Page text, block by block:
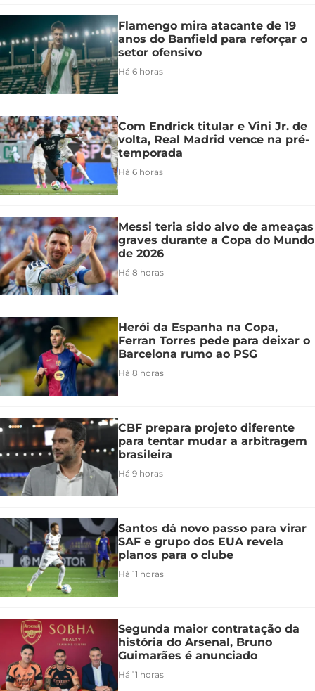
Flamengo mira atacante de 19
anos do Banfield para reforçar o
setor ofensivo
Há 6 horas
Com Endrick titular e Vini Jr. de
volta, Real Madrid vence na pré-
temporada
Há 6 horas
Messi teria sido alvo de ameaças
graves durante a Copa do Mundo
de 2026
Há 8 horas
Herói da Espanha na Copa,
Ferran Torres pede para deixar o
Barcelona rumo ao PSG
Há 8 horas
CBF prepara projeto diferente
para tentar mudar a arbitragem
brasileira
Há 9 horas
Santos dá novo passo para virar
SAF e grupo dos EUA revela
planos para o clube
Há 11 horas
Segunda maior contratação da
história do Arsenal, Bruno
Guimarães é anunciado
Há 11 horas